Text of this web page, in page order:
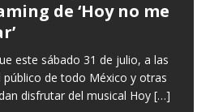
de ‘Hoy no me
este sábado 31 de julio, a las
público de todo México y otras
disfrutar del musical Hoy […]
es arte’ en
Richard Osuna (IG:
Cortesía Nuestro
sencillo de Paulina Goto en la
llena de
nueva función de la comedia
promete Chapu Garza, uno
parte de la obra, identificará